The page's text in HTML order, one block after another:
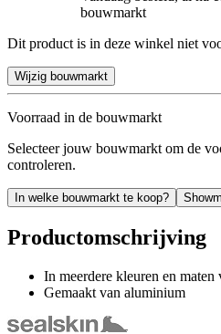
bouwmarkt
Dit product is in deze winkel niet
Wijzig bouwmarkt
Voorraad in de bouwmarkt
Selecteer jouw bouwmarkt om de
controleren.
In welke bouwmarkt te koop?
Productomschrijving
In meerdere kleuren en maten
Gemaakt van aluminium